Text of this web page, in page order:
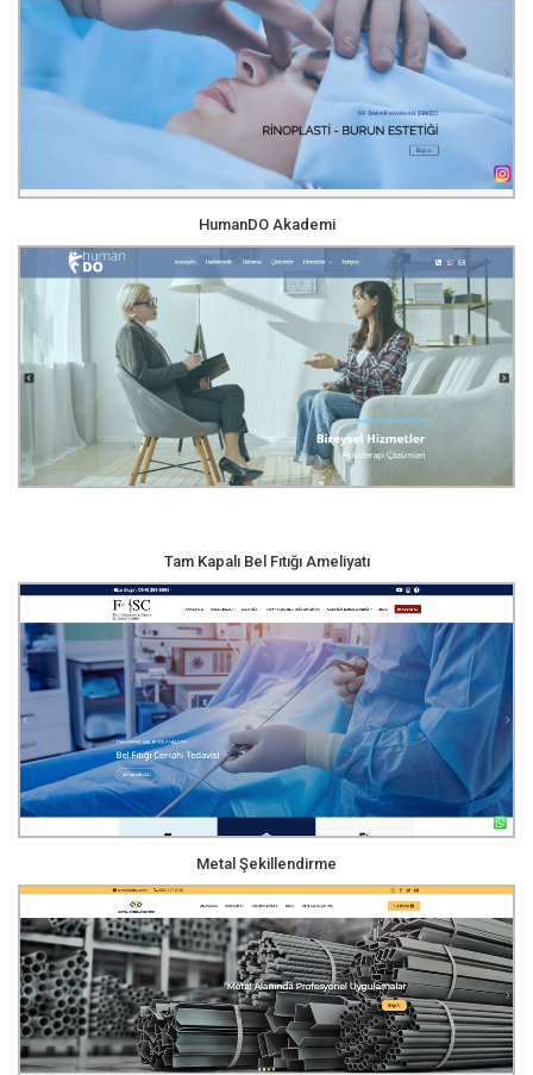
HumanDO Akademi
Tam Kapalı Bel Fıtığı Ameliyatı
Metal Şekillendirme